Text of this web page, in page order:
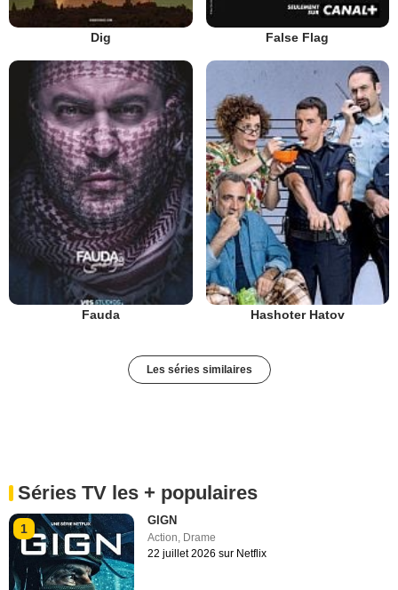
Dig False Flag
Fauda Hashoter Hatov
Les séries similaires
Séries TV les + populaires
1
GIGN
Action, Drame
22 juillet 2026 sur Netflix